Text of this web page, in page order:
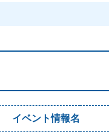
イベント情報名